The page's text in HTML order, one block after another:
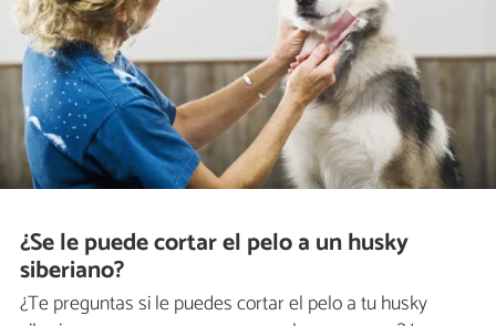
¿Se le puede cortar el pelo a un husky
siberiano?
¿Te preguntas si le puedes cortar el pelo a tu husky